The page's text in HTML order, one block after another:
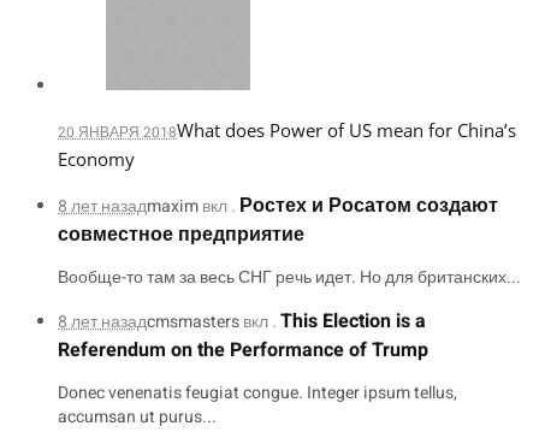
20 ЯНВАРЯ 2018What does Power of US mean for China’s
Economy
8 лет назадmaximвкл . Ростех и Росатом создают
совместное предприятие
Вообще-то там за весь СНГ речь идет. Но для британских...
8 лет назадcmsmastersвкл .This Election is a
Referendum on the Performance of Trump
Donec venenatis feugiat congue. Integer ipsum tellus,
accumsan ut purus...